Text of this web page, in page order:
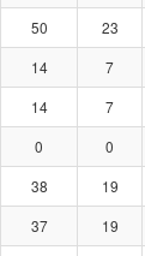
50 23
14 7
14 7
0 0
38 19
37 19